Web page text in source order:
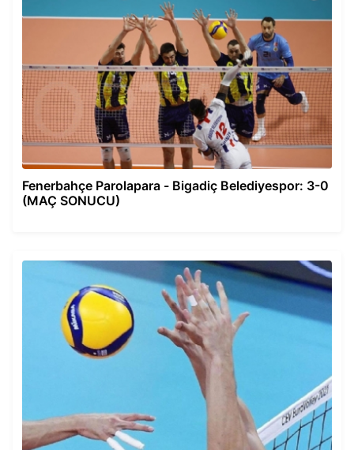
Fenerbahçe Parolapara - Bigadiç Belediyespor: 3-0
(MAÇ SONUCU)